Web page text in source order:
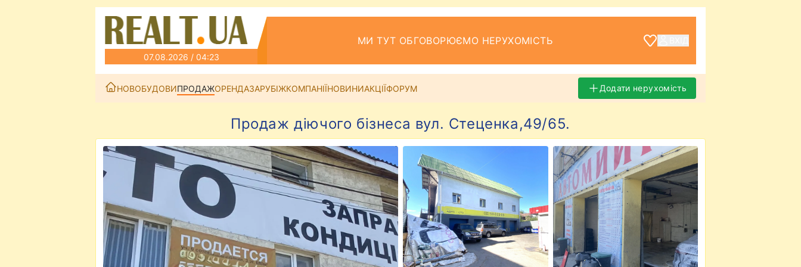
07.08.2026 / 04:23
МИ ТУТ ОБГОВОРЮЄМО НЕРУХОМІСТЬ
НОВОБУДОВИПРОДАЖОРЕНДАЗАРУБІЖКОМПАНІЇНОВИНИАКЦІЇФОРУМ Додати нерухомість
Продаж діючого бізнеса вул. Стеценка,49/65.